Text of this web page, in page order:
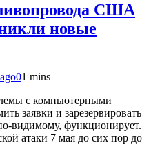
США
новые
01 mins
с компьютерными
заявки и зарезервировать
видимому, функционирует.
атаки 7 мая до сих пор до